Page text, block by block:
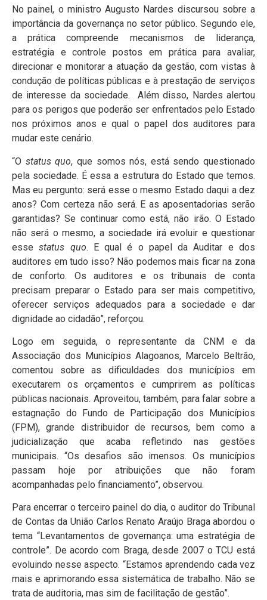
No painel, o ministro Augusto Nardes discursou sobre a
importância da governança no setor público. Segundo ele,
a prática compreende mecanismos de liderança,
estratégia e controle postos em prática para avaliar,
direcionar e monitorar a atuação da gestão, com vistas à
condução de políticas públicas e à prestação de serviços
de interesse da sociedade. Além disso, Nardes alertou
para os perigos que poderão ser enfrentados pelo Estado
nos próximos anos e qual o papel dos auditores para
mudar este cenário.
“O status quo, que somos nós, está sendo questionado
pela sociedade. É essa a estrutura do Estado que temos.
Mas eu pergunto: será esse o mesmo Estado daqui a dez
anos? Com certeza não será. E as aposentadorias serão
garantidas? Se continuar como está, não irão. O Estado
não será o mesmo, a sociedade irá evoluir e questionar
essestatus quo. E qual é o papel da Auditar e dos
auditores em tudo isso? Não podemos mais ficar na zona
de conforto. Os auditores e os tribunais de conta
precisam preparar o Estado para ser mais competitivo,
oferecer serviços adequados para a sociedade e dar
dignidade ao cidadão”, reforçou.
Logo em seguida, o representante da CNM e da
Associação dos Municípios Alagoanos, Marcelo Beltrão,
comentou sobre as dificuldades dos municípios em
executarem os orçamentos e cumprirem as políticas
públicas nacionais. Aproveitou, também, para falar sobre a
estagnação do Fundo de Participação dos Municípios
(FPM), grande distribuidor de recursos, bem como a
judicialização que acaba refletindo nas gestões
municipais. “Os desafios são imensos. Os municípios
passam hoje por atribuições que não foram
acompanhadas pelo financiamento”, observou.
Para encerrar o terceiro painel do dia, o auditor do Tribunal
de Contas da União Carlos Renato Araújo Braga abordou o
tema “Levantamentos de governança: uma estratégia de
controle”. De acordo com Braga, desde 2007 o TCU está
evoluindo nesse aspecto. “Estamos aprendendo cada vez
mais e aprimorando essa sistemática de trabalho. Não se
trata de auditoria, mas sim de facilitação de gestão”.